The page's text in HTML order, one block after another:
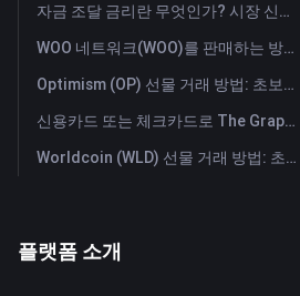
자금 조달 금리란 무엇인가? 시장 신호와 자금 조달 금리의 일반적인 오용 사례 이해하기
WOO 네트워크(WOO)를 판매하는 방법은? | FameEX
Optimism (OP) 선물 거래 방법: 초보자를 위한 종합 가이드
신용카드 또는 체크카드로 The Graph (GRT) 즉시 구매
Worldcoin (WLD) 선물 거래 방법: 초보자를 위한 종합 가이드
플랫폼 소개